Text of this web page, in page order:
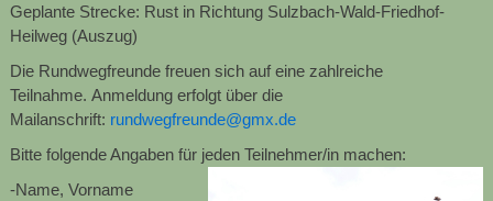
Geplante Strecke: Rust in Richtung Sulzbach-Wald-Friedhof-
Heilweg (Auszug)
Die Rundwegfreunde freuen sich auf eine zahlreiche
Teilnahme. Anmeldung erfolgt über die
Mailanschrift: rundwegfreunde@gmx.de
Bitte folgende Angaben für jeden Teilnehmer/in machen:
-Name, Vorname